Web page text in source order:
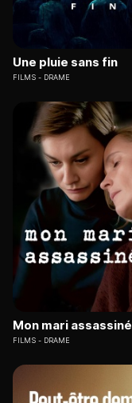
Une pluie sans fin
FILMS DRAME
Mon mari assassiné
FILMS DRAME